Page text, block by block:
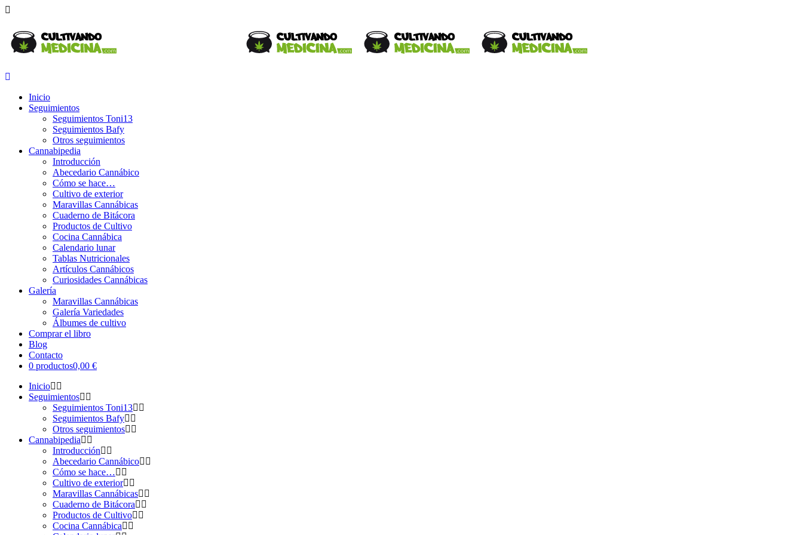
Inicio
Seguimientos
Seguimientos Toni13
Seguimientos Bafy
Otros seguimientos
Cannabipedia
Introducción
Abecedario Cannábico
Cómo se hace…
Cultivo de exterior
Maravillas Cannábicas
Cuaderno de Bitácora
Productos de Cultivo
Cocina Cannábica
Calendario lunar
Tablas Nutricionales
Artículos Cannábicos
Curiosidades Cannábicas
Galería
Maravillas Cannábicas
Galería Variedades
Álbumes de cultivo
Comprar el libro
Blog
Contacto
0 productos0,00 €
Inicio
Seguimientos
Seguimientos Toni13
Seguimientos Bafy
Otros seguimientos
Cannabipedia
Introducción
Abecedario Cannábico
Cómo se hace…
Cultivo de exterior
Maravillas Cannábicas
Cuaderno de Bitácora
Productos de Cultivo
Cocina Cannábica